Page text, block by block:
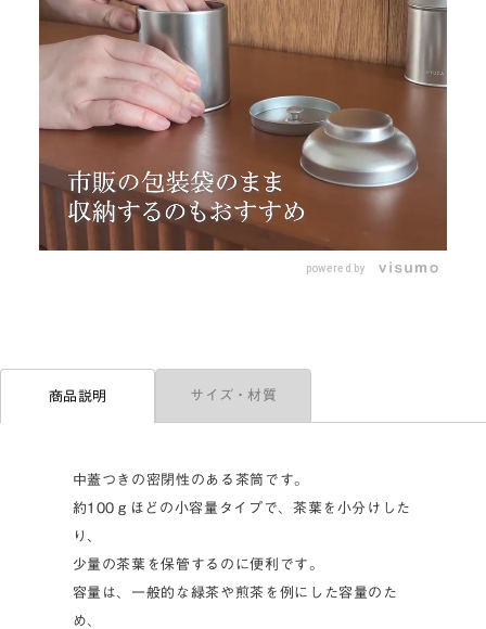
n
L
d
0
powered by
商品説明 サイズ・材質
中蓋つきの密閉性のある茶筒です。
約100ｇほどの小容量タイプで、茶葉を小分けした
り、
少量の茶葉を保管するのに便利です。
容量は、一般的な緑茶や煎茶を例にした容量のた
め、